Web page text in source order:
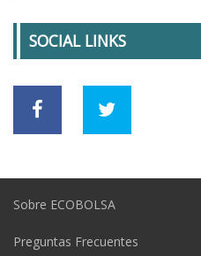
SOCIAL LINKS
Sobre ECOBOLSA
Preguntas Frecuentes